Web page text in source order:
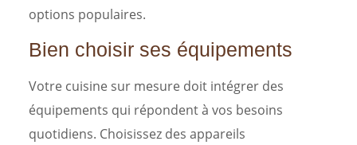
options populaires.
Bien choisir ses équipements
Votre cuisine sur mesure doit intégrer des
équipements qui répondent à vos besoins
quotidiens. Choisissez des appareils